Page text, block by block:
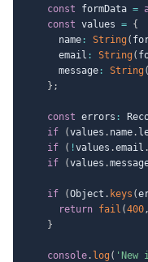
const formData =
const values = {
      name
: String (
      email
: String (
      message
: String (
} ;
const errors :
if
(values . name.
if
( !values .email .
if
(values .
if (Object . keys (
return fail (400,
}
console. log ( 'New